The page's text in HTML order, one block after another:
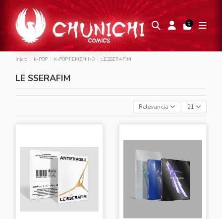
0
Inicio K-POP K-POP FEMENINO LE SSERAFIM
LE SSERAFIM
Relevancia 21